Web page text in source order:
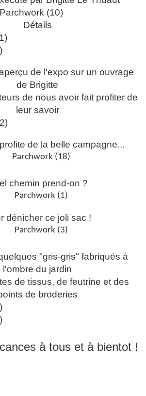
Détails
de l'expo sur un ouvrage
de Brigitte
de nous avoir fait profiter de
leur savoir
de la belle campagne...
chemin prend-on ?
dénicher ce joli sac !
"gris-gris" fabriqués à
l'ombre du jardin
de tissus, de feutrine et des
de broderies
à tous et à bientot !